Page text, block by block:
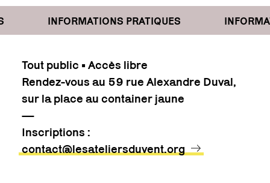
INFORMATIONS PRATIQUES
Tout public • Accès libre
Rendez-vous au 59 rue Alexandre Duval,
sur la place au container jaune
—
Inscriptions :
contact@lesateliersduvent.org